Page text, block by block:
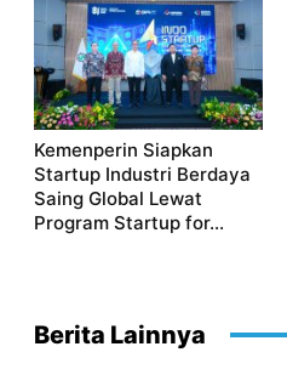
Kemenperin Siapkan
Startup Industri Berdaya
Saing Global Lewat
Program Startup for...
Berita Lainnya